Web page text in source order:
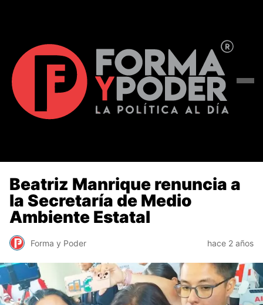
Beatriz Manrique renuncia a
la Secretaría de Medio
Ambiente Estatal
Forma y Poder hace 2 años